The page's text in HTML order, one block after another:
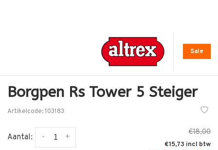
Sale
Borgpen Rs Tower 5 Steiger
Artikelcode:103183
Aantal: +
-
€18,00
€15,73